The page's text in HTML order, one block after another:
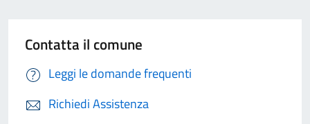
Contatta il comune
Leggi le domande frequenti
Richiedi Assistenza